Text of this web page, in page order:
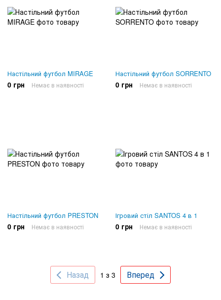
Настільний футбол MIRAGE
0 грн Немає в наявності
Настільний футбол SORRENTO
0 грн Немає в наявності
Настільний футбол PRESTON
0 грн Немає в наявності
Ігровий стіл SANTOS 4 в 1
0 грн Немає в наявності
Назад 1 з 3 Вперед